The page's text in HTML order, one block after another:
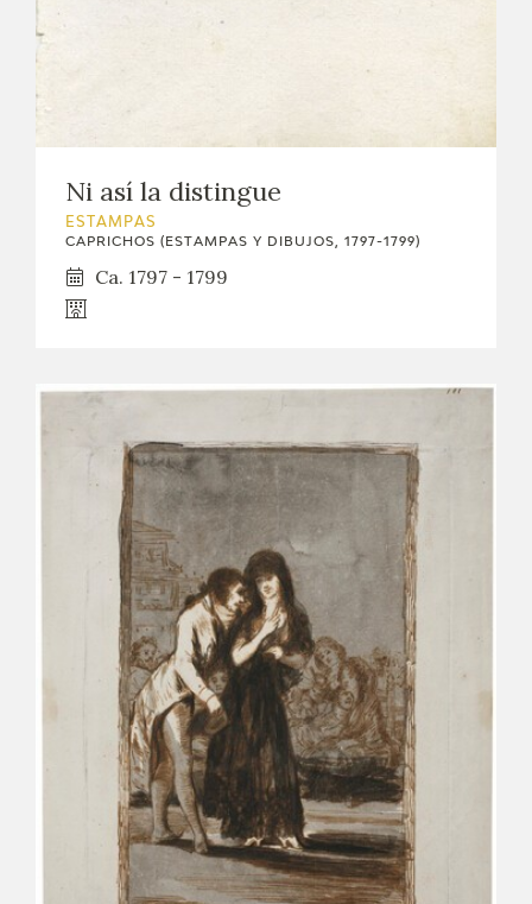
Ni así la distingue
ESTAMPAS
CAPRICHOS (ESTAMPAS Y DIBUJOS, 1797-1799)
Ca. 1797 - 1799